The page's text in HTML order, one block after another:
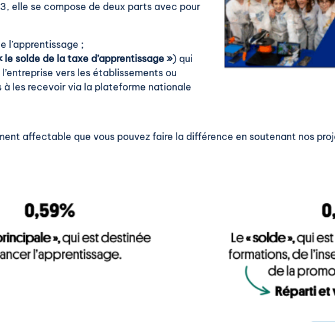
elle se compose de deux parts avec pour
l’apprentissage ;
le solde de la taxe d’apprentissage ») qui
vers les établissements ou
à les recevoir via la plateforme nationale
affectable que vous pouvez faire la différence en soutenant nos